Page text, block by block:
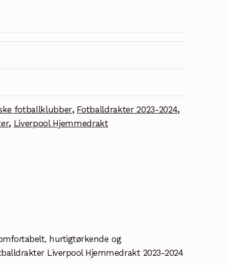
fotballklubber, Fotballdrakter 2023-2024,
, Liverpool Hjemmedrakt
hurtigtørkende og
Liverpool Hjemmedrakt 2023-2024